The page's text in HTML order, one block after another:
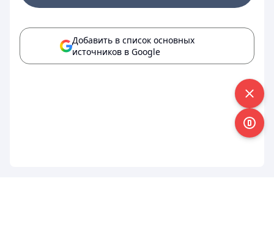
Добавить в список основных
источников в Google